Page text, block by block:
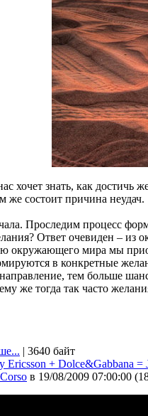
хочет знать, как достичь
же состоит причина неудач.
Проследим процесс
Ответ очевиден –
окружающего мира мы
в конкретные
тем больше
же тогда так часто
| 3640 байт
Ericsson + Dolce&Gabbana =
в 19/08/2009 07:00:00 (